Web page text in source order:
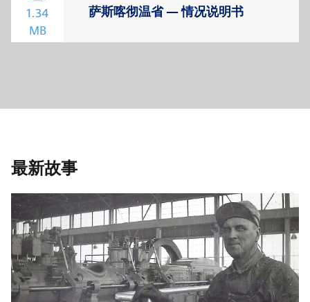
1.34
MB
萨斯喀彻温省 — 情况说明书
最新故事